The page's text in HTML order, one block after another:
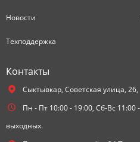
Новости
Техподдержка
Контакты
Сыктывкар, Советская улица, 26,
Пн - Пт 10:00 - 19:00, Сб-Вс 11:00
выходных.